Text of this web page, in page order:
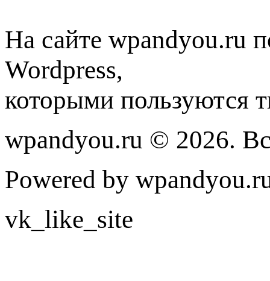
На сайте wpandyou.ru
Wordpress,
которыми пользуются
wpandyou.ru © 2026.
Powered by
vk_like_site